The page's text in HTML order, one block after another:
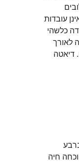
עובדות
כלשהי
לאורך
דיאטה
חיה